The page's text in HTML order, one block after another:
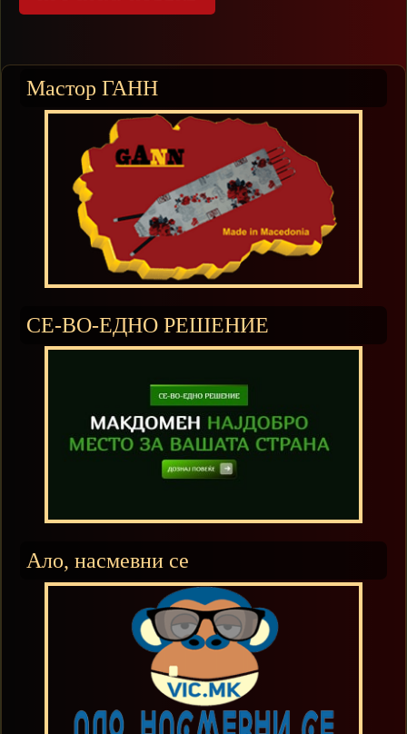
Мастор ГАНН
СЕ-ВО-ЕДНО РЕШЕНИЕ
Ало, насмевни се